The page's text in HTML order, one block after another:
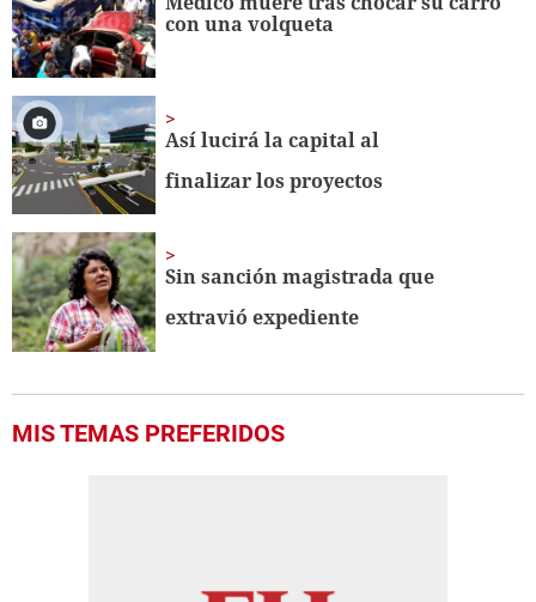
58
seconds
con una volqueta
Así lucirá la capital al
finalizar los proyectos
Sin sanción magistrada que
extravió expediente
MIS TEMAS PREFERIDOS